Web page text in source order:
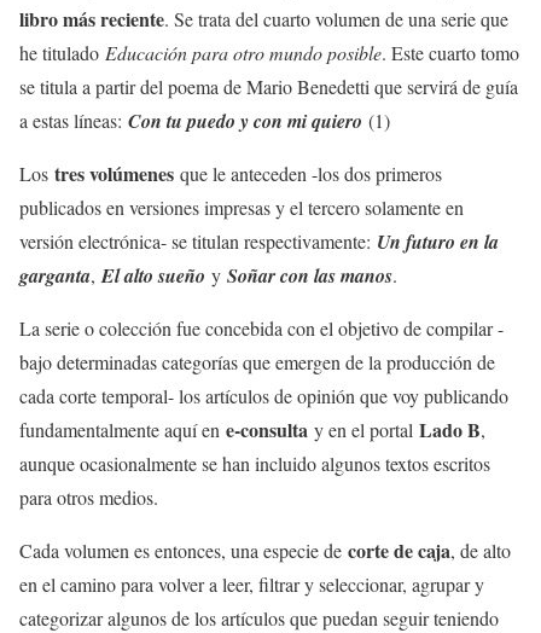
libro más reciente. Se trata del cuarto volumen de una serie que
he titulado Educación para otro mundo posible. Este cuarto tomo
se titula a partir del poema de Mario Benedetti que servirá de guía
a estas líneas: Con tu puedo y con mi quiero (1)
Los tres volúmenes que le anteceden -los dos primeros
publicados en versiones impresas y el tercero solamente en
versión electrónica- se titulan respectivamente: Un futuro en la
garganta, El alto sueño y Soñar con las manos.
La serie o colección fue concebida con el objetivo de compilar -
bajo determinadas categorías que emergen de la producción de
cada corte temporal- los artículos de opinión que voy publicando
fundamentalmente aquí en e-consulta y en el portal Lado B,
aunque ocasionalmente se han incluido algunos textos escritos
para otros medios.
Cada volumen es entonces, una especie de corte de caja, de alto
en el camino para volver a leer, filtrar y seleccionar, agrupar y
categorizar algunos de los artículos que puedan seguir teniendo